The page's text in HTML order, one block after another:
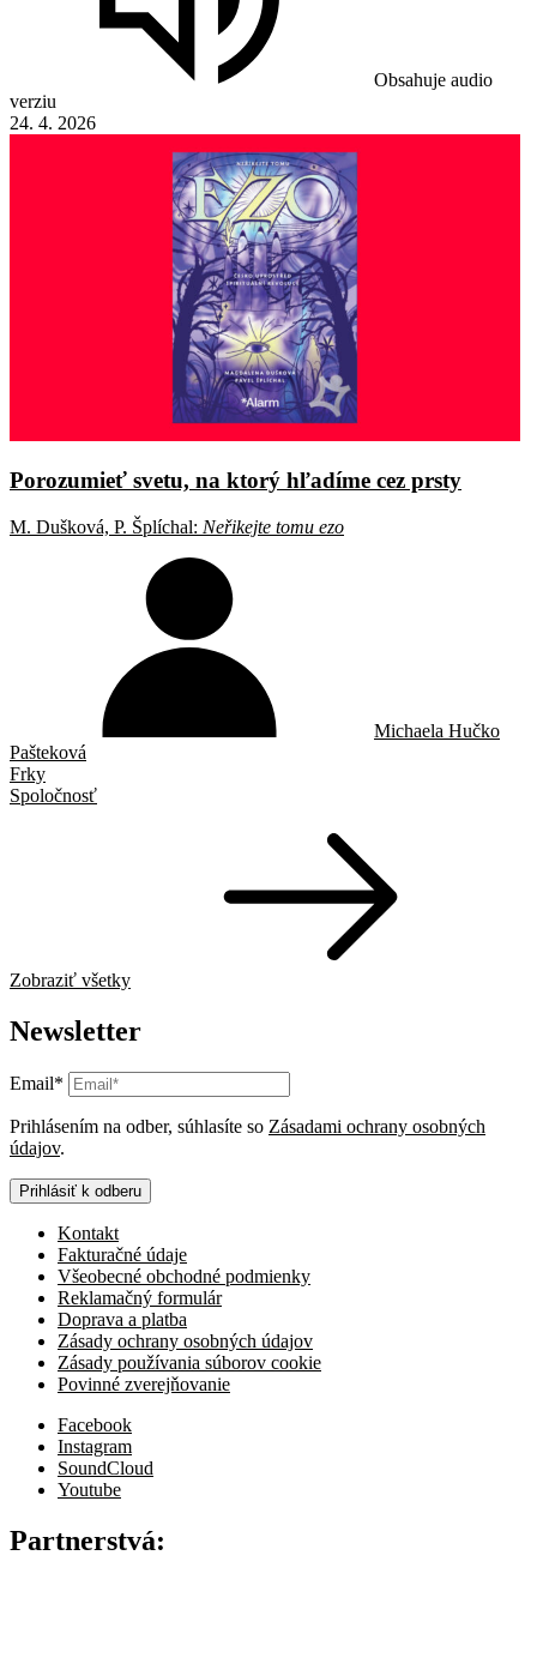
Obsahuje audio
verziu
24. 4. 2026
Porozumieť svetu, na ktorý hľadíme cez prsty
M. Dušková, P. Šplíchal: Neřikejte tomu ezo
Michaela Hučko
Pašteková
Frky
Spoločnosť
Zobraziť všetky
Newsletter
Email*
Prihlásením na odber, súhlasíte so Zásadami ochrany osobných
údajov.
Prihlásiť k odberu
Kontakt
Fakturačné údaje
Všeobecné obchodné podmienky
Reklamačný formulár
Doprava a platba
Zásady ochrany osobných údajov
Zásady používania súborov cookie
Povinné zverejňovanie
Facebook
Instagram
SoundCloud
Youtube
Partnerstvá: